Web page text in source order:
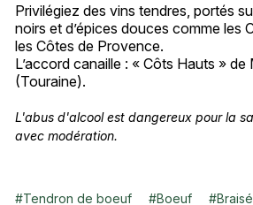
Privilégiez des vins tendres, portés
noirs et d’épices douces comme les
les Côtes de Provence.
L’accord canaille : « Côts Hauts » de
(Touraine).
L'abus d'alcool est dangereux pour la
avec modération.
#Tendron de boeuf #Boeuf #Braisé